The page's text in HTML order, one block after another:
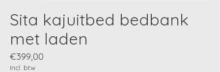
Sita kajuitbed bedbank
met laden
€399,00
Incl. btw